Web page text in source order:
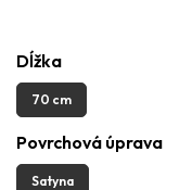
Dĺžka
70 cm
Povrchová úprava
Satyna